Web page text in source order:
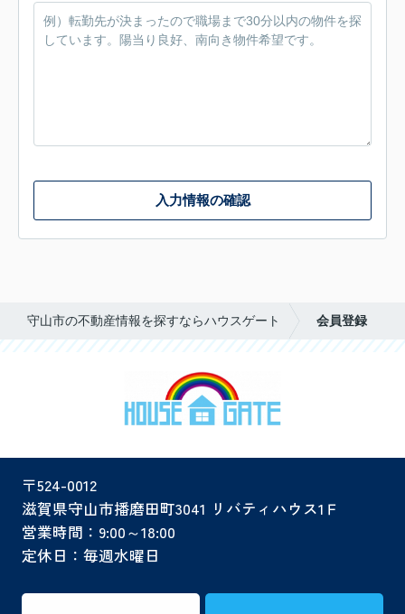
入力情報の確認
守山市の不動産情報を探すならハウスゲート 会員登録
〒524-0012
滋賀県守山市播磨田町3041 リバティハウス1Ｆ
営業時間：9:00～18:00
定休日：毎週水曜日